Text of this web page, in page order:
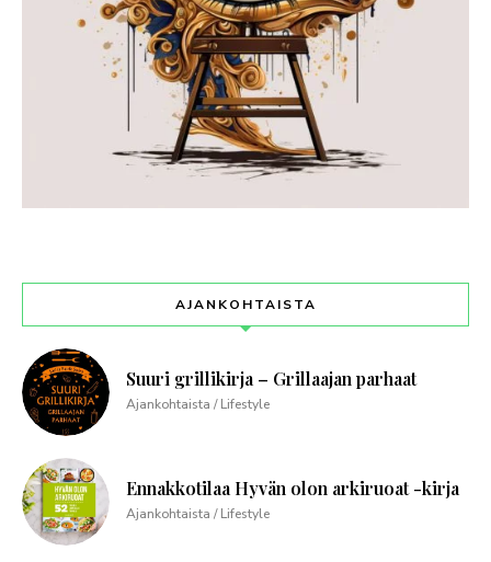
AJANKOHTAISTA
Suuri grillikirja – Grillaajan parhaat
Ajankohtaista / Lifestyle
Ennakkotilaa Hyvän olon arkiruoat -kirja
Ajankohtaista / Lifestyle